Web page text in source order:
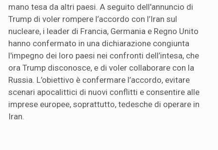
mano tesa da altri paesi. A seguito dell'annuncio di
Trump di voler rompere l’accordo con l’Iran sul
nucleare, i leader di Francia, Germania e Regno Unito
hanno confermato in una dichiarazione congiunta
l'impegno dei loro paesi nei confronti dell’intesa, che
ora Trump disconosce, e di voler collaborare con la
Russia. L’obiettivo è confermare l’accordo, evitare
scenari apocalittici di nuovi conflitti e consentire alle
imprese europee, soprattutto, tedesche di operare in
Iran.